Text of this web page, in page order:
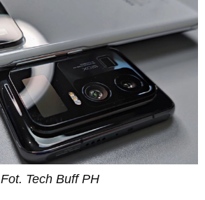
Fot. Tech Buff PH